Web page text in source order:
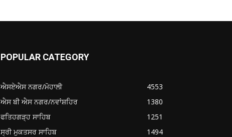
POPULAR CATEGORY
ਐਸਏਐਸ ਨਗਰ/ਮੋਹਾਲੀ
4553
ਐਸ ਬੀ ਐਸ ਨਗਰ/ਨਵਾਂਸ਼ਹਿਰ
1380
ਫਤਿਹਗੜ੍ਹ ਸਾਹਿਬ
1251
ਸ੍ਰੀ ਮੁਕਤਸਰ ਸਾਹਿਬ
1494